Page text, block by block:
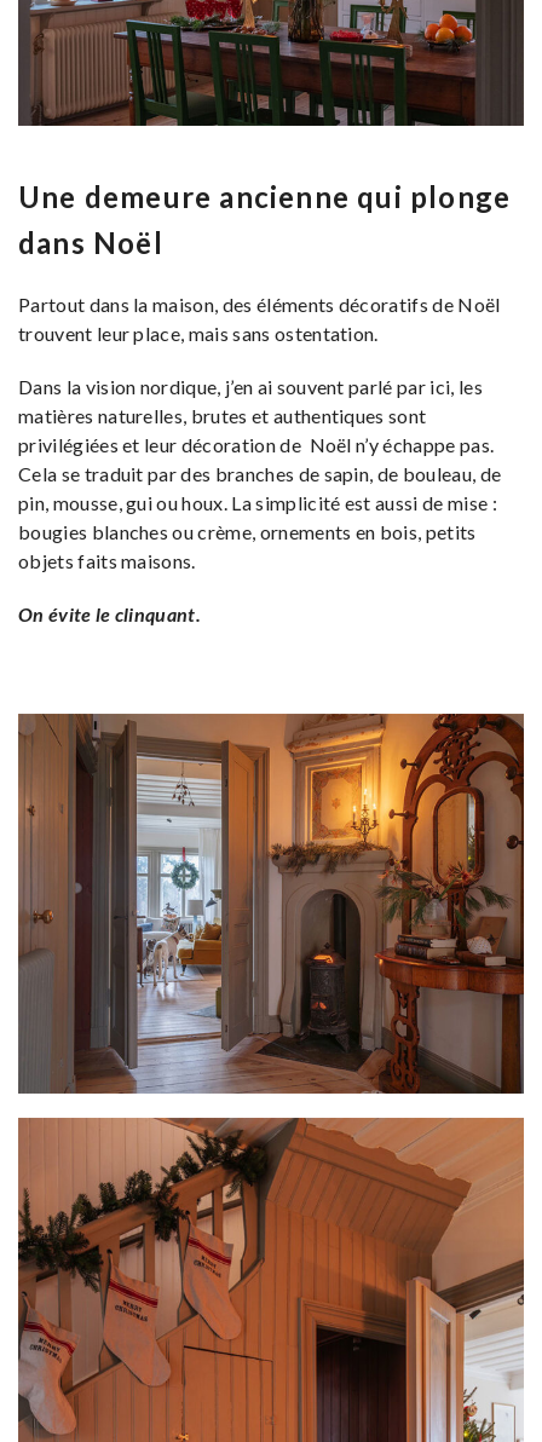
Une demeure ancienne qui plonge
dans Noël
Partout dans la maison, des éléments décoratifs de Noël
trouvent leur place, mais sans ostentation.
Dans la vision nordique, j’en ai souvent parlé par ici, les
matières naturelles, brutes et authentiques sont
privilégiées et leur décoration de Noël n’y échappe pas.
Cela se traduit par des branches de sapin, de bouleau, de
pin, mousse, gui ou houx. La simplicité est aussi de mise :
bougies blanches ou crème, ornements en bois, petits
objets faits maisons.
On évite le clinquant.